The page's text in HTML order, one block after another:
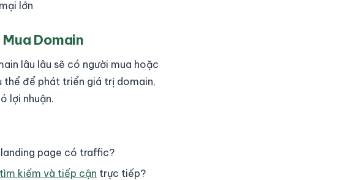
lớn
Domain
lâu lâu sẽ có người mua hoặc
thể để phát triển giá trị domain,
lợi nhuận.
page có traffic?
tìm kiếm và tiếp cận trực tiếp?